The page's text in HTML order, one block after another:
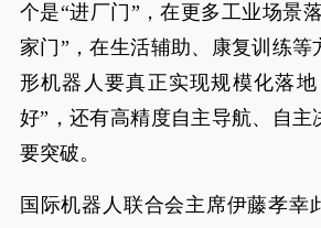
个是“进厂门”，在更多工业场景
家门”，在生活辅助、康复训练等
形机器人要真正实现规模化落地
好”，还有高精度自主导航、自主
要突破。
国际机器人联合会主席伊藤孝幸